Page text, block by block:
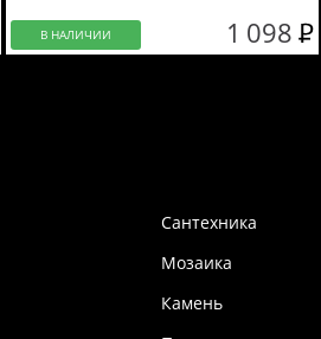
В НАЛИЧИИ 1 098
Сантехника
Мозаика
Камень